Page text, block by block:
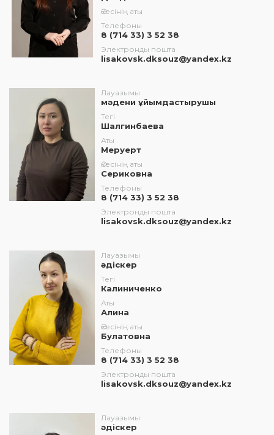
Әкесінің аты
Телефоны
8 (714 33) 3 52 38
Электронды пошта
lisakovsk.dksouz@yandex.kz
Лауазымы
мәдени ұйымдастырушы
Тегі
Шалгинбаева
Аты
Меруерт
Әкесінің аты
Сериковна
Телефоны
8 (714 33) 3 52 38
Электронды пошта
lisakovsk.dksouz@yandex.kz
Лауазымы
әдіскер
Тегі
Калиниченко
Аты
Алина
Әкесінің аты
Булатовна
Телефоны
8 (714 33) 3 52 38
Электронды пошта
lisakovsk.dksouz@yandex.kz
Лауазымы
әдіскер